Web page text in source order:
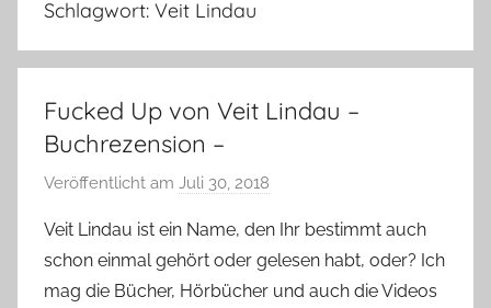
Produkttests
vieles
mehr
Schlagwort: Veit Lindau
Fucked Up von Veit Lindau –
Buchrezension –
Veröffentlicht am Juli 30, 2018
n
Y
v
Veit Lindau ist ein Name, den Ihr bestimmt auch
schon einmal gehört oder gelesen habt, oder? Ich
mag die Bücher, Hörbücher und auch die Videos